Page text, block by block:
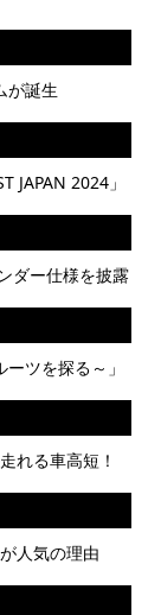
が誕生
JAPAN 2024」
ダー仕様を披露
ツを探る～」
れる車高短！
人気の理由